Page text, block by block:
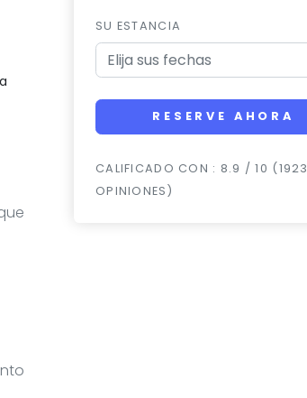
SU ESTANCIA
RESERVE AHORA
CALIFICADO CON : 8.9 / 10 (1923
OPINIONES)